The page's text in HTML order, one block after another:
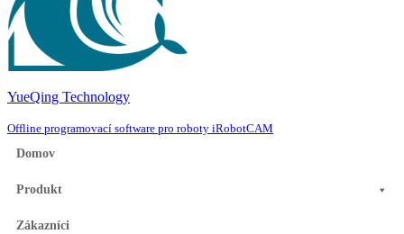
YueQing Technology
Offline programovací software pro roboty iRobotCAM
Domov
Produkt
Zákazníci